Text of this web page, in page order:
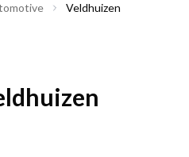
Veldhuizen